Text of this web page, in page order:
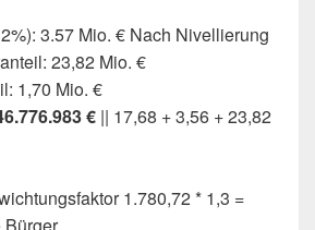
3.57 Mio. € Nach Nivellierung
23,82 Mio. €
1,70 Mio. €
€ || 17,68 + 3,56 + 23,82
1.780,72 * 1,3 =